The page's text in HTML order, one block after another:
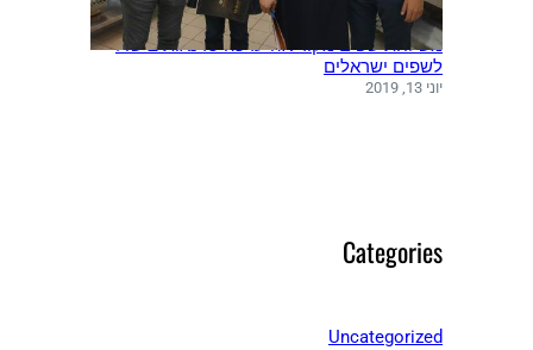
משלחת שפים מקוריאה ערכה סדנאות בישול
לשפים ישראלים
יוני 13, 2019
Categories
Uncategorized